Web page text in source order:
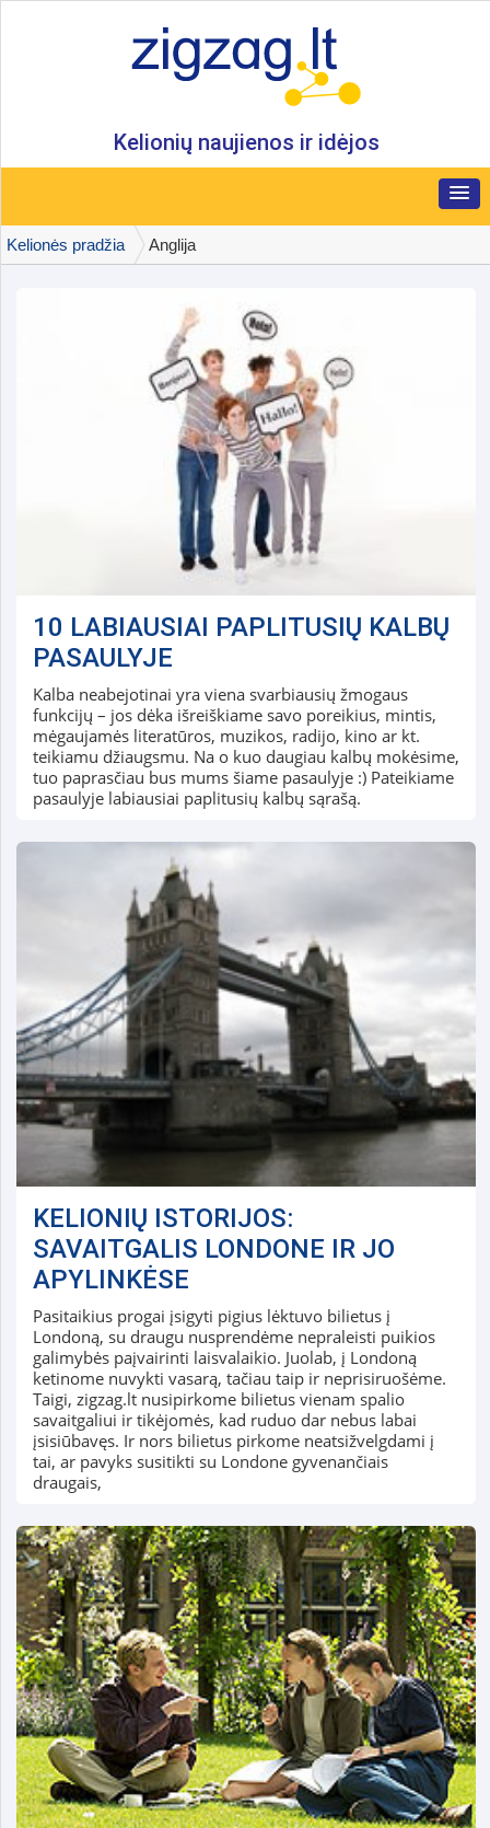
Kelionių naujienos ir idėjos
Kelionės pradžia Anglija
10 LABIAUSIAI PAPLITUSIŲ KALBŲ
PASAULYJE
Kalba neabejotinai yra viena svarbiausių žmogaus
funkcijų – jos dėka išreiškiame savo poreikius, mintis,
mėgaujamės literatūros, muzikos, radijo, kino ar kt.
teikiamu džiaugsmu. Na o kuo daugiau kalbų mokėsime,
tuo paprasčiau bus mums šiame pasaulyje :) Pateikiame
pasaulyje labiausiai paplitusių kalbų sąrašą.
KELIONIŲ ISTORIJOS:
SAVAITGALIS LONDONE IR JO
APYLINKĖSE
Pasitaikius progai įsigyti pigius lėktuvo bilietus į
Londoną, su draugu nusprendėme nepraleisti puikios
galimybės paįvairinti laisvalaikio. Juolab, į Londoną
ketinome nuvykti vasarą, tačiau taip ir neprisiruošėme.
Taigi, zigzag.lt nusipirkome bilietus vienam spalio
savaitgaliui ir tikėjomės, kad ruduo dar nebus labai
įsisiūbavęs. Ir nors bilietus pirkome neatsižvelgdami į
tai, ar pavyks susitikti su Londone gyvenančiais
draugais,